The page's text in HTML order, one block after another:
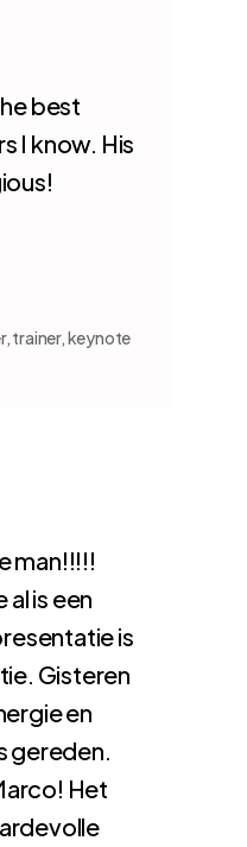
best
I know. His
trainer, keynote
man!!!!!
al is een
is
Gisteren
en
gereden.
Het